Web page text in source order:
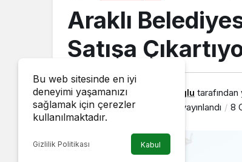
Araklı
Satışa
Erkan Demirturkoglu tarafından
8 Ocak 2020, 18:19
yayınlandı 8
Bu web sitesinde en iyi
deneyimi yaşamanızı
sağlamak için çerezler
kullanılmaktadır.
Gizlilik Politikası Kabul